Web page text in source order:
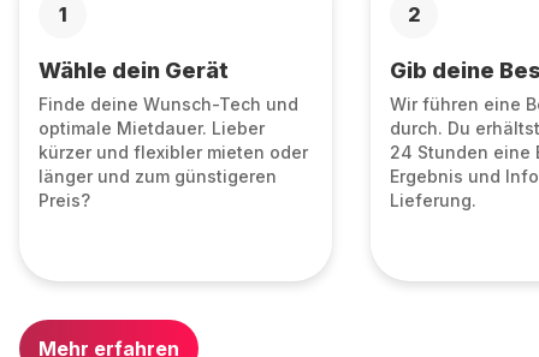
1
Wähle dein Gerät
Finde deine Wunsch-Tech und
optimale Mietdauer. Lieber
kürzer und flexibler mieten oder
länger und zum günstigeren
Preis?
2
Gib deine
Wir führen eine
durch. Du
24 Stunden eine
Ergebnis und
Lieferung.
Mehr erfahren